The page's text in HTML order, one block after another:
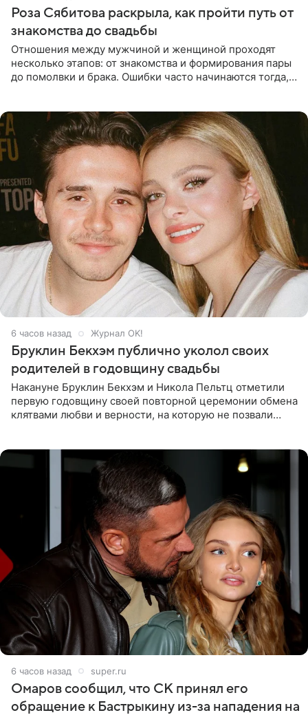
Роза Сябитова раскрыла, как пройти путь от
знакомства до свадьбы
Отношения между мужчиной и женщиной проходят
несколько этапов: от знакомства и формирования пары
до помолвки и брака. Ошибки часто начинаются тогда,
6 часов назад Журнал OK!
Бруклин Бекхэм публично уколол своих
родителей в годовщину свадьбы
Накануне Бруклин Бекхэм и Никола Пельтц отметили
первую годовщину своей повторной церемонии обмена
клятвами любви и верности, на которую не позвали
6 часов назад super.ru
Омаров сообщил, что СК принял его
обращение к Бастрыкину из-за нападения на